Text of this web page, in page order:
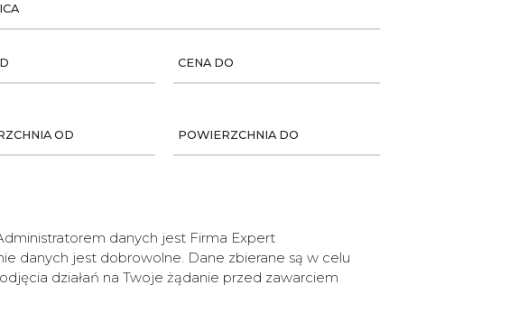
CENA DO
OD POWIERZCHNIA DO
danych jest Firma Expert
danych jest dobrowolne. Dane zbierane są w celu
działań na Twoje żądanie przed zawarciem